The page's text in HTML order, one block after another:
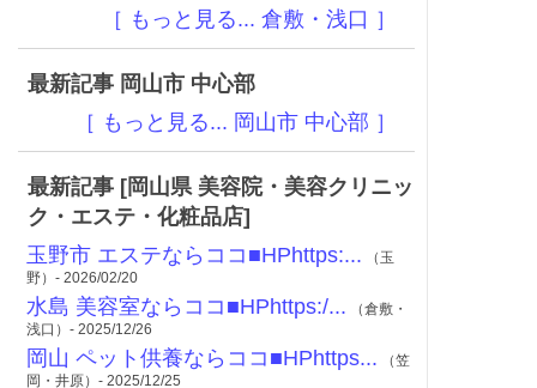
［ もっと見る... 倉敷・浅口 ］
最新記事 岡山市 中心部
［ もっと見る... 岡山市 中心部 ］
最新記事 [岡山県 美容院・美容クリニッ
ク・エステ・化粧品店]
玉野市 エステならココ■HPhttps:... （玉
野）- 2026/02/20
水島 美容室ならココ■HPhttps:/... （倉敷・
浅口）- 2025/12/26
岡山 ペット供養ならココ■HPhttps... （笠
岡・井原）- 2025/12/25